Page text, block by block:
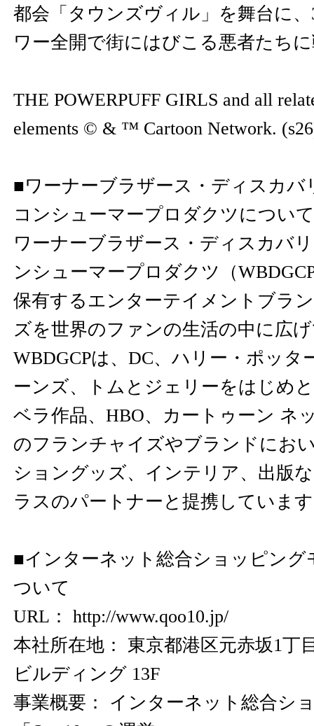
都会「タウンズヴィル」を舞台に
ワー全開で街にはびこる悪者たち
THE POWERPUFF GIRLS and all
elements © & ™ Cartoon Network.
■ワーナーブラザース・ディスカバ
コンシューマープロダクツについて
ワーナーブラザース・ディスカバ
ンシューマープロダクツ（
保有するエンターテイメントブラ
ズを世界のファンの生活の中に広
WBDGCPは、DC、ハリー・ポッタ
ーンズ、トムとジェリーをはじめ
ベラ作品、HBO、カートゥーン ネ
のフランチャイズやブランドにお
ショングッズ、インテリア、出版
ラスのパートナーと提携していま
■インターネット総合ショッピング
ついて
URL： http://www.qoo10.jp/
本社所在地： 東京都港区元赤坂1丁
ビルディング 13F
事業概要： インターネット総合シ